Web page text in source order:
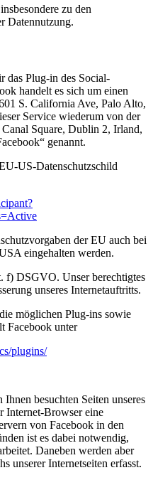
zu den
Datennutzung.
das Plug-in des Social-
handelt es sich um einen
S. California Ave, Palo Alto,
Service wiederum von der
Square, Dublin 2, Irland,
genannt.
US-Datenschutzschild
der EU auch bei
eingehalten werden.
f) DSGVO. Unser berechtigtes
unseres Internetauftritts.
möglichen Plug-ins sowie
Facebook unter
plugins/
besuchten Seiten unseres
Internet-Browser eine
von Facebook in den
ist es dabei notwendig,
Daneben werden aber
unserer Internetseiten erfasst.